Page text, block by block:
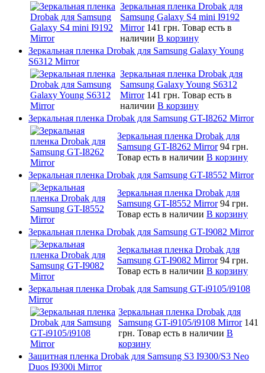
Зеркальная пленка Drobak для
Samsung Galaxy S4 mini I9192
Mirror 141 грн. Товар есть в
наличии В корзину
Зеркальная пленка Drobak для Samsung Galaxy Young
S6312 Mirror
Зеркальная пленка Drobak для
Samsung Galaxy Young S6312
Mirror 141 грн. Товар есть в
наличии В корзину
Зеркальная пленка Drobak для Samsung GT-I8262 Mirror
Зеркальная пленка Drobak для
Samsung GT-I8262 Mirror 94 грн.
Товар есть в наличии В корзину
Зеркальная пленка Drobak для Samsung GT-I8552 Mirror
Зеркальная пленка Drobak для
Samsung GT-I8552 Mirror 94 грн.
Товар есть в наличии В корзину
Зеркальная пленка Drobak для Samsung GT-I9082 Mirror
Зеркальная пленка Drobak для
Samsung GT-I9082 Mirror 94 грн.
Товар есть в наличии В корзину
Зеркальная пленка Drobak для Samsung GT-i9105/i9108
Mirror
Зеркальная пленка Drobak для
Samsung GT-i9105/i9108 Mirror 141
грн. Товар есть в наличии В
корзину
Защитная пленка Drobak для Samsung S3 I9300/S3 Neo
Duos I9300i Mirror